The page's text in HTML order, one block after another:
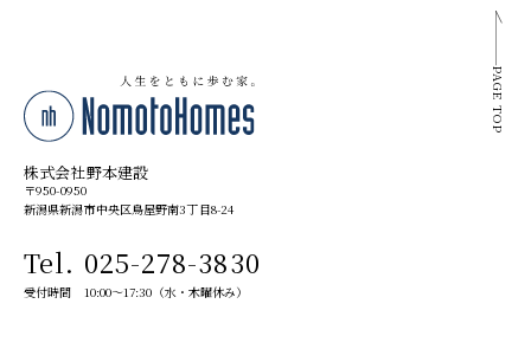
株式会社野本建設
〒950-0950
新潟県新潟市中央区鳥屋野南3丁目8-24
Tel. 025-278-3830
受付時間 10:00～17:30（水・木曜休み）
PAGE TOP